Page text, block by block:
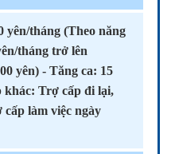
yên/tháng (Theo năng
tháng trở lên
yên) - Tăng ca: 15
khác: Trợ cấp đi lại,
làm việc ngày